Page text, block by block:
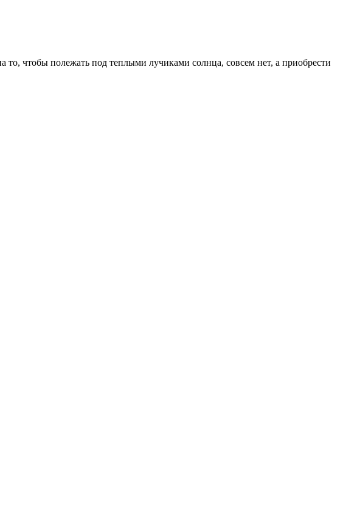
чтобы полежать под теплыми лучиками солнца, совсем нет, а приобрести